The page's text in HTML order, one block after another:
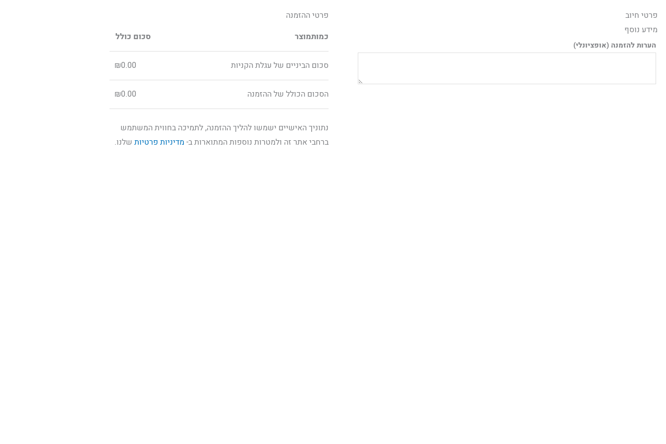
לתוכןפרטי חיוב‫
מידע נוסף
הערות להזמנה (אופציונלי)
פרטי ההזמנה
מוצרכמות סכום כולל
סכום הביניים של עגלת הקניות ₪0.00
הסכום הכולל של ההזמנה ₪0.00
נתוניך האישיים ישמשו להליך ההזמנה, לתמיכה בחווית המשתמש
ברחבי אתר זה ולמטרות נוספות המתוארות ב- מדיניות פרטיותשלנו.